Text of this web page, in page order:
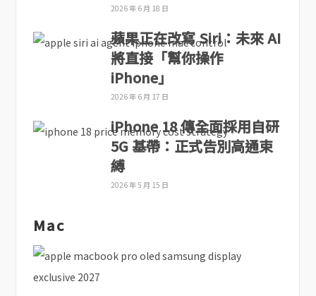
2026 年 6 月 18 日
蘋果正在改寫 Siri：未來 AI
將直接「幫你操作
iPhone」
2026 年 6 月 17 日
iPhone 18 傳全面採用自研
5G 基帶：正式告別高通束
縛
2026 年 5 月 15 日
Mac